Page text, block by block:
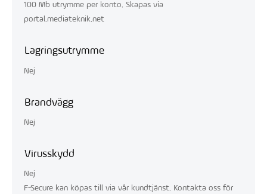
100 Mb utrymme per konto. Skapas via
portal.mediateknik.net
Lagringsutrymme
Nej
Brandvägg
Nej
Virusskydd
Nej
F-Secure kan köpas till via vår kundtjänst. Kontakta oss för